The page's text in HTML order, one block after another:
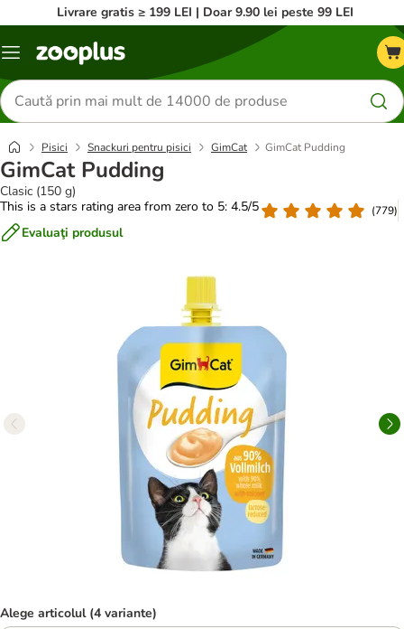
Livrare gratis ≥ 199 LEI | Doar 9.90 lei peste 99 LEI
Categorii
Căutare
produse
Pisici Snackuri pentru pisici GimCat GimCat Pudding
GimCat Pudding
Clasic (150 g)
This is a stars rating area from zero to 5: 4.5/5
(779)
Evaluaţi produsul
Alege articolul (4 variante)